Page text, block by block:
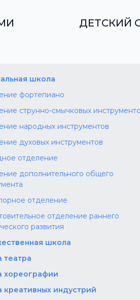
ДЕТСКИЙ
школа
фортепиано
струнно-смычковых
народных инструментов
духовых инструментов
отделение
дополнительного общего
отделение
отделение раннего
развития
школа
театра
хореографии
креативных индустрий